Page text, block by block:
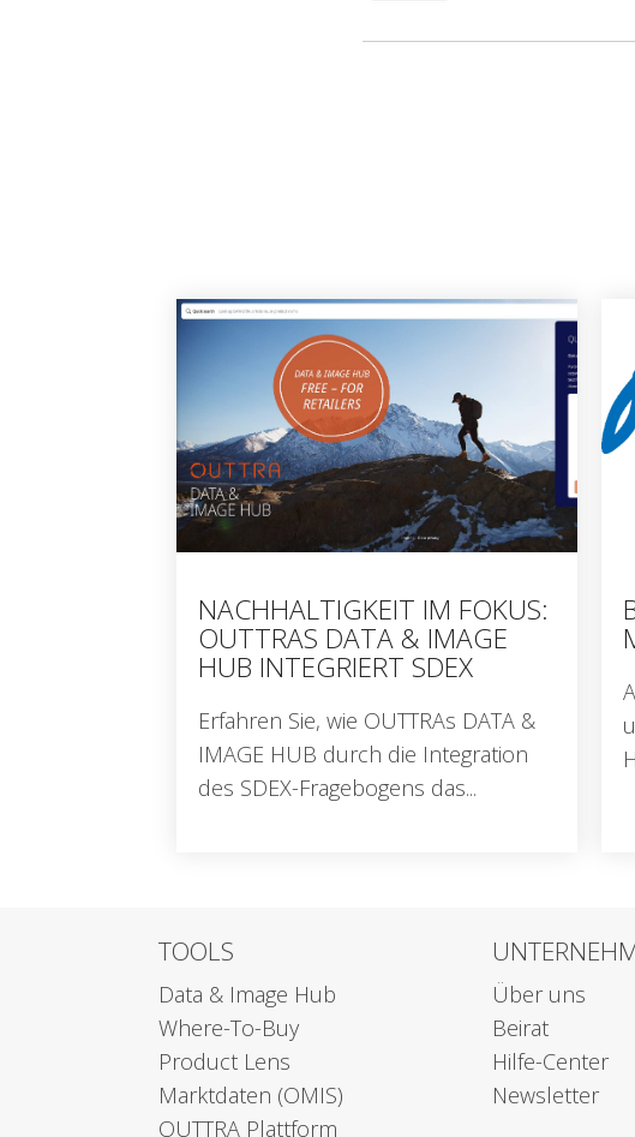
NACHHALTIGKEIT IM FOKUS:
OUTTRAS DATA & IMAGE
HUB INTEGRIERT SDEX
Erfahren Sie, wie OUTTRAs DATA &
IMAGE HUB durch die Integration
des SDEX-Fragebogens das...
TOOLS
Data & Image Hub
Where-To-Buy
Product Lens
Marktdaten (OMIS)
OUTTRA Plattform
Über uns
Beirat
Hilfe-Center
Newsletter